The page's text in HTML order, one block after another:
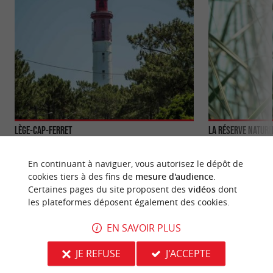
Lège-Cap-Ferret
mais qui a su conserver son côté sauvage et
authentique, ...
1,5 km - Lège-Cap-Ferret
trouve à l’entrée
2,9 km -
En continuant à naviguer, vous autorisez le dépôt de
cookies tiers à des fins de mesure d'audience.
Certaines pages du site proposent des vidéosdont
les plateformes déposent également des cookies.
EN SAVOIR PLUS
JE REFUSE
J'ACCEPTE